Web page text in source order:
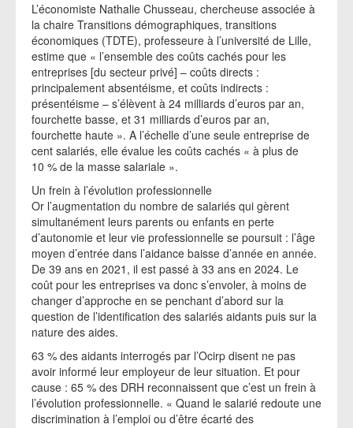
L’économiste Nathalie Chusseau, chercheuse associée à
la chaire Transitions démographiques, transitions
économiques (TDTE), professeure à l’université de Lille,
estime que « l’ensemble des coûts cachés pour les
entreprises [du secteur privé] – coûts directs :
principalement absentéisme, et coûts indirects :
présentéisme – s’élèvent à 24 milliards d’euros par an,
fourchette basse, et 31 milliards d’euros par an,
fourchette haute ». A l’échelle d’une seule entreprise de
cent salariés, elle évalue les coûts cachés « à plus de
10 % de la masse salariale ».
Un frein à l’évolution professionnelle
Or l’augmentation du nombre de salariés qui gèrent
simultanément leurs parents ou enfants en perte
d’autonomie et leur vie professionnelle se poursuit : l’âge
moyen d’entrée dans l’aidance baisse d’année en année.
De 39 ans en 2021, il est passé à 33 ans en 2024. Le
coût pour les entreprises va donc s’envoler, à moins de
changer d’approche en se penchant d’abord sur la
question de l’identification des salariés aidants puis sur la
nature des aides.
63 % des aidants interrogés par l’Ocirp disent ne pas
avoir informé leur employeur de leur situation. Et pour
cause : 65 % des DRH reconnaissent que c’est un frein à
l’évolution professionnelle. « Quand le salarié redoute une
discrimination à l’emploi ou d’être écarté des